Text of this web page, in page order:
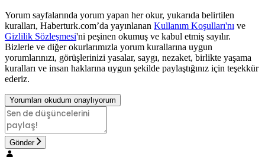
Yorum sayfalarında yorum yapan her okur, yukarıda belirtilen
kuralları, Haberturk.com’da yayınlanan Kullanım Koşulları'nı ve
Gizlilik Sözleşmesi'ni peşinen okumuş ve kabul etmiş sayılır.
Bizlerle ve diğer okurlarımızla yorum kurallarına uygun
yorumlarınızı, görüşlerinizi yasalar, saygı, nezaket, birlikte yaşama
kuralları ve insan haklarına uygun şekilde paylaştığınız için teşekkür
ederiz.
Yorumları okudum onaylıyorum
Gönder